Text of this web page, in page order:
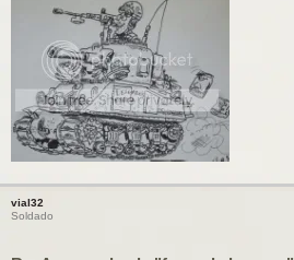
vial32
Soldado